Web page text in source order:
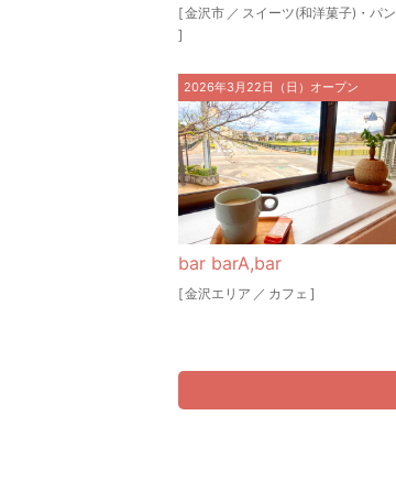
[金沢市 ／ スイーツ(和洋菓子)・パン
]
2026年3月22日（日）オープン
bar barA,bar
[金沢エリア ／ カフェ ]